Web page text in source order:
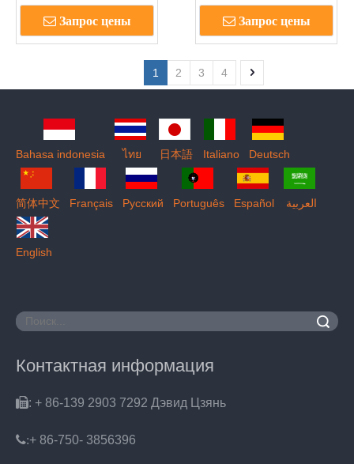
Запрос цены
шарниров с UL-
DDSS006-FR-5x5x4,6
Запрос цены
1 2 3 4
Bahasa indonesia ไทย 日本語 Italiano Deutsch
简体中文 Français Pусский Português Español العربية
English
Контактная информация
: + 86-139 2903 7292 Дэвид Цзянь
:+ 86-750- 3856396